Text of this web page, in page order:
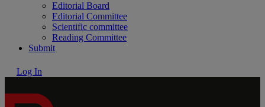
Editorial Board
Editorial Committee
Scientific committee
Reading Committee
Submit
Log In